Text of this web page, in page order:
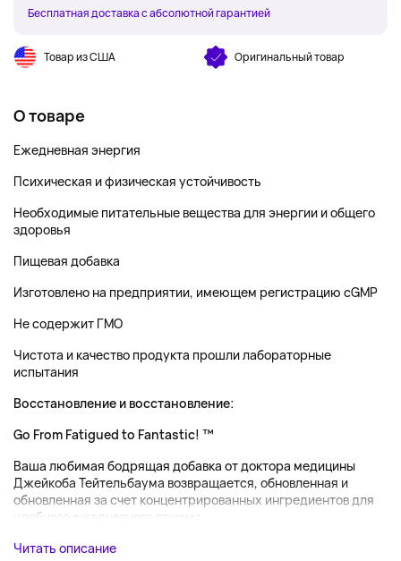
Бесплатная доставка с абсолютной гарантией
Товар из США Оригинальный товар
О товаре
Ежедневная энергия
Психическая и физическая устойчивость
Необходимые питательные вещества для энергии и общего
здоровья
Пищевая добавка
Изготовлено на предприятии, имеющем регистрацию cGMP
Не содержит ГМО
Чистота и качество продукта прошли лабораторные
испытания
Восстановление и восстановление:
Go From Fatigued to Fantastic! ™
Ваша любимая бодрящая добавка от доктора медицины
Джейкоба Тейтельбаума возвращается, обновленная и
обновленная за счет концентрированных ингредиентов для
удобного ежедневного приема...
Читать описание